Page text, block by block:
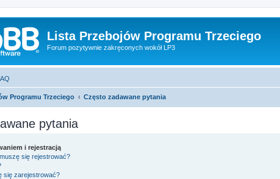
Lista Przebojów Programu Trzeciego
Forum pozytywnie zakręconych wokół LP3
Programu Trzeciego Często zadawane pytania
pytania
i rejestracją
się rejestrować?
się zarejestrować?